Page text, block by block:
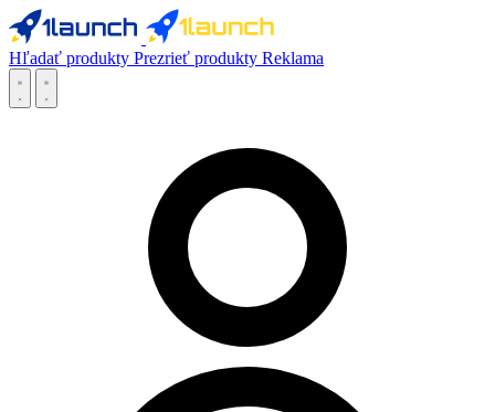
Hľadať produkty Prezrieť produkty Reklama